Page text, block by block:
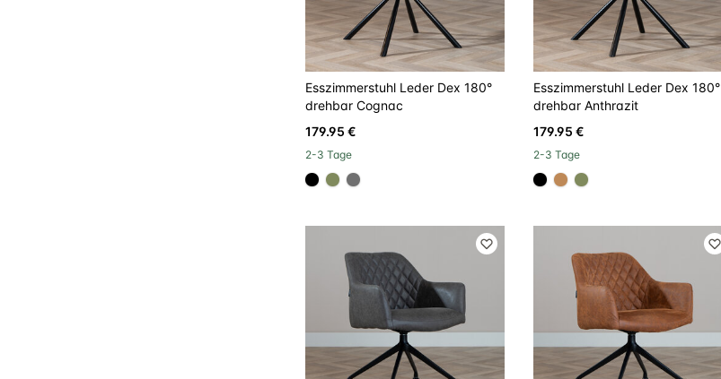
Esszimmerstuhl Leder Dex 180°
drehbar Cognac
179.95 €
2-3 Tage
#000000
#808a5d
#707070
Esszimmerstuhl Leder Dex 180°
drehbar Anthrazit
179.95 €
2-3 Tage
#000000
#be8957
#808a5d